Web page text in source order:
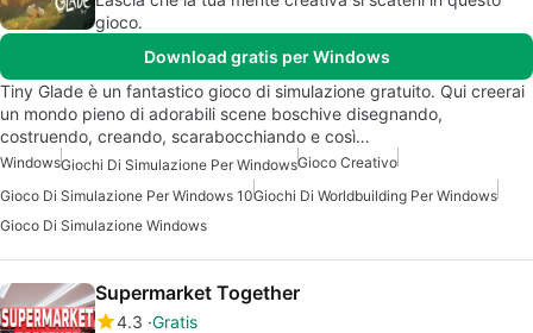
gioco.
Download gratis per Windows
Tiny Glade è un fantastico gioco di simulazione gratuito. Qui creerai
un mondo pieno di adorabili scene boschive disegnando,
costruendo, creando, scarabocchiando e così…
WindowsGiochi Di Simulazione Per WindowsGioco Creativo
Gioco Di Simulazione Per Windows 10Giochi Di Worldbuilding Per Windows
Gioco Di Simulazione Windows
Supermarket Together
4.3 Gratis